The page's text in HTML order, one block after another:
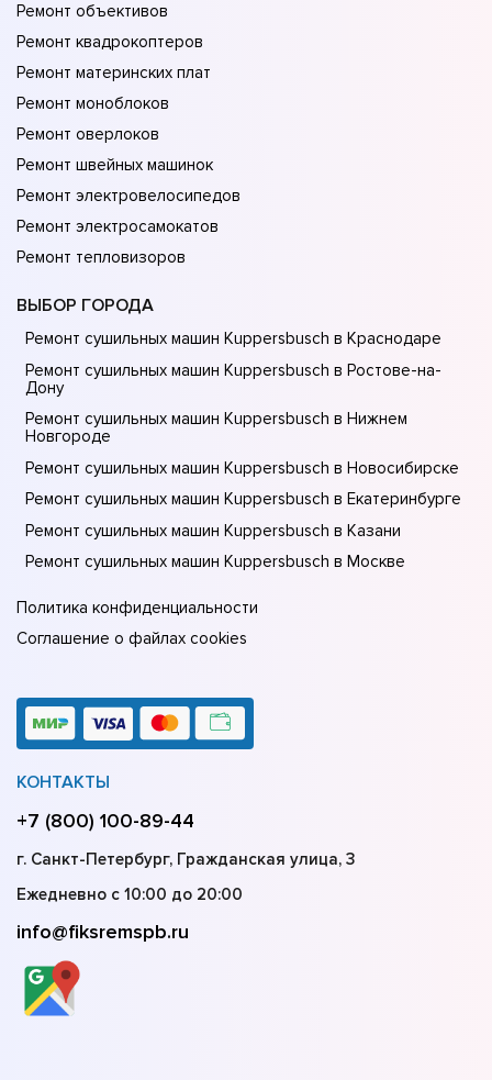
Ремонт объективов
Ремонт квадрокоптеров
Ремонт материнских плат
Ремонт моноблоков
Ремонт оверлоков
Ремонт швейных машинок
Ремонт электровелосипедов
Ремонт электросамокатов
Ремонт тепловизоров
ВЫБОР ГОРОДА
Ремонт сушильных машин Kuppersbusch в Краснодаре
Ремонт сушильных машин Kuppersbusch в Ростове-на-
Донy
Ремонт сушильных машин Kuppersbusch в Нижнем
Новгороде
Ремонт сушильных машин Kuppersbusch в Новосибирске
Ремонт сушильных машин Kuppersbusch в Екатеринбурге
Ремонт сушильных машин Kuppersbusch в Казани
Ремонт сушильных машин Kuppersbusch в Москве
Политика конфиденциальности
Соглашение о файлах cookies
КОНТАКТЫ
+7 (800) 100-89-44
г. Санкт-Петербург, Гражданская улица, 3
Ежедневно с 10:00 до 20:00
info@fiksremspb.ru